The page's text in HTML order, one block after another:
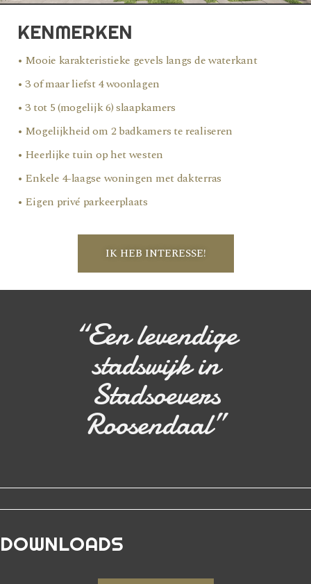
“Een levendige
stadswijk in
Stadsoevers
Roosendaal”
KENMERKEN
• Mooie karakteristieke gevels langs de waterkant
• 3 of maar liefst 4 woonlagen
• 3 tot 5 (mogelijk 6) slaapkamers
• Mogelijkheid om 2 badkamers te realiseren
• Heerlijke tuin op het westen
• Enkele 4-laagse woningen met dakterras
• Eigen privé parkeerplaats
IK HEB INTERESSE!
DOWNLOADS